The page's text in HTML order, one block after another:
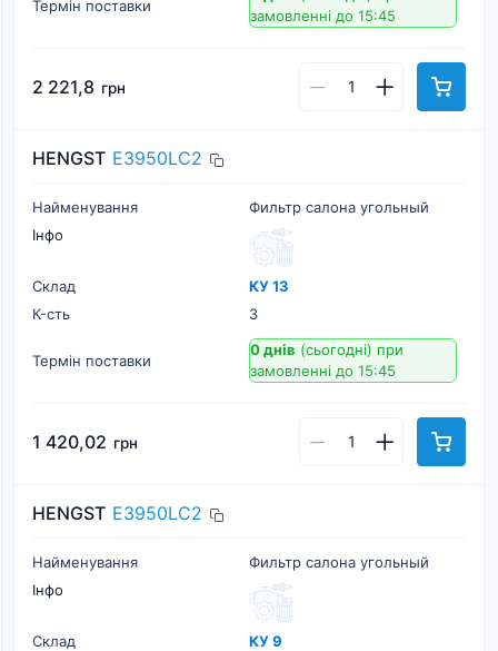
Термін поставки
замовленні до 15:45
2 221,8 грн
HENGST E3950LC2
Найменування
Фильтр салона угольный
Інфо
Склад
КУ 13
К-cть
3
Термін поставки
0 днів (сьогодні) при
замовленні до 15:45
1 420,02 грн
HENGST E3950LC2
Найменування
Фильтр салона угольный
Інфо
Склад
КУ 9